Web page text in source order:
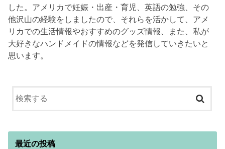
した。アメリカで妊娠・出産・育児、英語の勉強、その
他沢山の経験をしましたので、それらを活かして、アメ
リカでの生活情報やおすすめのグッズ情報、また、私が
大好きなハンドメイドの情報などを発信していきたいと
思います。
最近の投稿